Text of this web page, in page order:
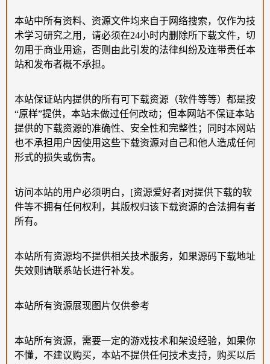
本站中所有资料、资源文件均来自于网络搜索，仅作为技
术学习研究之用，请必须在24小时内删除所下载文件，切
勿用于商业用途，否则由此引发的法律纠纷及连带责任本
站和发布者概不承担。
本站保证站内提供的所有可下载资源（软件等等）都是按
“原样”提供，本站未做过任何改动；但本网站不保证本站
提供的下载资源的准确性、安全性和完整性；同时本网站
也不承担用户因使用这些下载资源对自己和他人造成任何
形式的损失或伤害。
访问本站的用户必须明白，[资源爱好者]对提供下载的软
件等不拥有任何权利，其版权归该下载资源的合法拥有者
所有。
本站所有资源均不提供相关技术服务，如果源码下载地址
失效则请联系站长进行补发。
本站所有资源展现图片仅供参考
本站所有资源，需要一定的游戏技术和架设经验，如果你
不懂，不建议购买，本站不提供任何技术支持，购买以后